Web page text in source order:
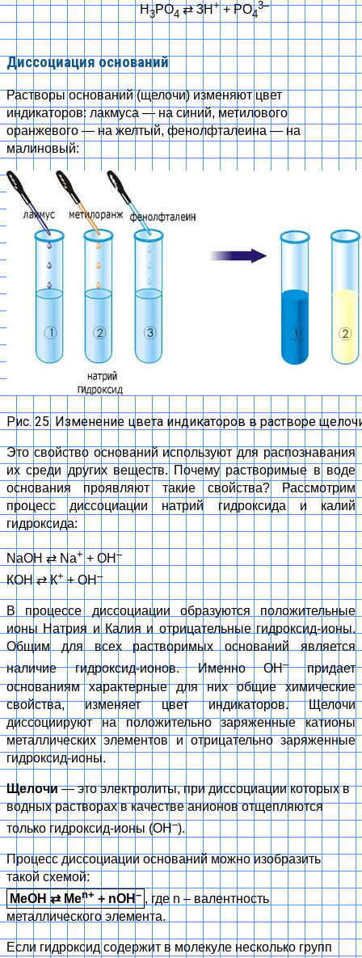
H3PO4 ⇄3H++ PO4
3–
Диссоциация оснований
Растворы оснований (щелочи) изменяют цвет
индикаторов: лакмуса — на синий, метилового
оранжевого — на желтый, фенолфталеина — на
малиновый:
Рис. 25. Изменение цвета индикаторов в растворе
Это свойство оснований используют для распознавания
их среди других веществ. Почему растворимые в воде
основания проявляют такие свойства? Рассмотрим
процесс диссоциации натрий гидроксида и калий
гидроксида:
NaOH ⇄ Na+ + OH –
КOH⇄К++ OH–
В процессе диссоциации образуются положительные
ионы Натрия и Калия и отрицательные гидроксид-ионы.
Общим для всех растворимых оснований является
наличие гидроксид-ионов. Именно ОН–придает
основаниям характерные для них общие химические
свойства, изменяет цвет индикаторов. Щелочи
диссоциируют на положительно заряженные катионы
металлических элементов и отрицательно заряженные
гидроксид-ионы.
Щелочи— это электролиты, при диссоциации которых в
водных растворах в качестве анионов отщепляются
только гидроксид-ионы (OH –).
Процесс диссоциации оснований можно изобразить
такой схемой:
MeOH ⇄Men+ + nOH – , где n – валентность
металлического элемента.
Если гидроксид содержит в молекуле несколько групп